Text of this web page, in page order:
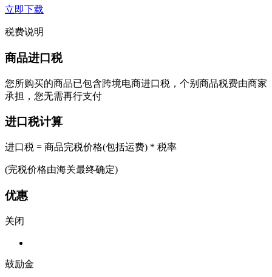
立即下载
税费说明
商品进口税
您所购买的商品已包含跨境电商进口税，个别商品税费由商家
承担，您无需再行支付
进口税计算
进口税 = 商品完税价格(包括运费) * 税率
(完税价格由海关最终确定)
优惠
关闭
鼓励金